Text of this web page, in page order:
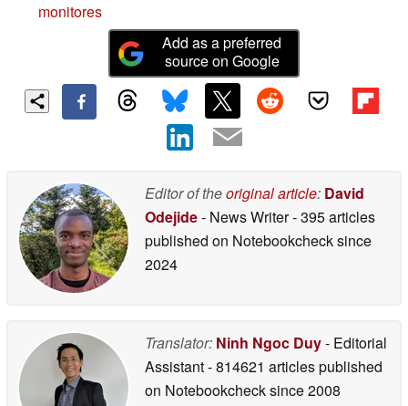
monitores
Add as a preferred
source on Google
Editor of theoriginal article: David
Odejide- News Writer- 395 articles
published on Notebookchecksince
2024
Translator: Ninh Ngoc Duy- Editorial
Assistant- 814621 articles published
on Notebookchecksince 2008